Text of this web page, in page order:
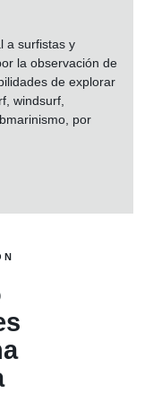
a surfistas y
la observación de
de explorar
windsurf,
por